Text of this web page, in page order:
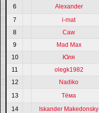
6
Alexander
7
i-mat
8
Caw
9
Mad Max
10
Юля
11
olegk1982
12
Nadiko
13
Тёма
14
Iskander Makedonsky